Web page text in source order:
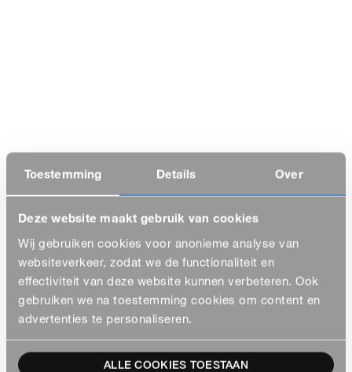
Toestemming Details Over
Deze website maakt gebruik van cookies
Wij gebruiken cookies voor anonieme analyse van
websiteverkeer, zodat we de functionaliteit en
effectiviteit van deze website kunnen verbeteren. Ook
gebruiken we na toestemming cookies om content en
advertenties te personaliseren.
ALLE COOKIES TOESTAAN